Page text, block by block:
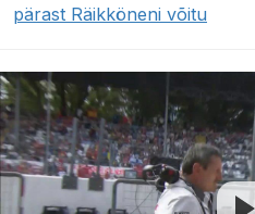
pärast Räikköneni võitu